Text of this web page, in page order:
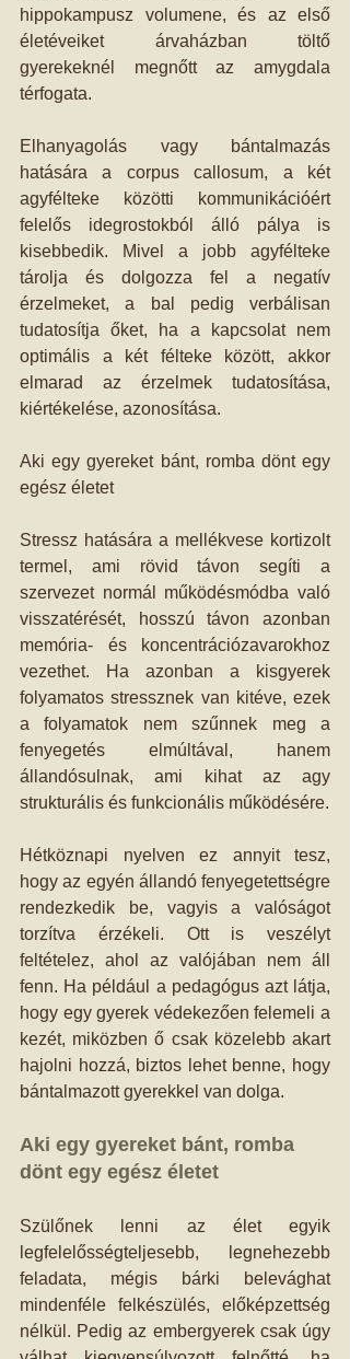
hippokampusz volumene, és az első
életéveiket árvaházban töltő
gyerekeknél megnőtt az amygdala
térfogata.
Elhanyagolás vagy bántalmazás
hatására a corpus callosum, a két
agyfélteke közötti kommunikációért
felelős idegrostokból álló pálya is
kisebbedik. Mivel a jobb agyfélteke
tárolja és dolgozza fel a negatív
érzelmeket, a bal pedig verbálisan
tudatosítja őket, ha a kapcsolat nem
optimális a két félteke között, akkor
elmarad az érzelmek tudatosítása,
kiértékelése, azonosítása.
Aki egy gyereket bánt, romba dönt egy
egész életet
Stressz hatására a mellékvese kortizolt
termel, ami rövid távon segíti a
szervezet normál működésmódba való
visszatérését, hosszú távon azonban
memória- és koncentrációzavarokhoz
vezethet. Ha azonban a kisgyerek
folyamatos stressznek van kitéve, ezek
a folyamatok nem szűnnek meg a
fenyegetés elmúltával, hanem
állandósulnak, ami kihat az agy
Hétköznapi nyelven ez annyit tesz,
hogy az egyén állandó fenyegetettségre
rendezkedik be, vagyis a valóságot
torzítva érzékeli. Ott is veszélyt
feltételez, ahol az valójában nem áll
fenn. Ha például a pedagógus azt látja,
hogy egy gyerek védekezően felemeli a
kezét, miközben ő csak közelebb akart
hajolni hozzá, biztos lehet benne, hogy
bántalmazott gyerekkel van dolga.
Aki egy gyereket bánt, romba
dönt egy egész életet
Szülőnek lenni az élet egyik
legfelelősségteljesebb, legnehezebb
feladata, mégis bárki belevághat
mindenféle felkészülés, előképzettség
nélkül. Pedig az embergyerek csak úgy